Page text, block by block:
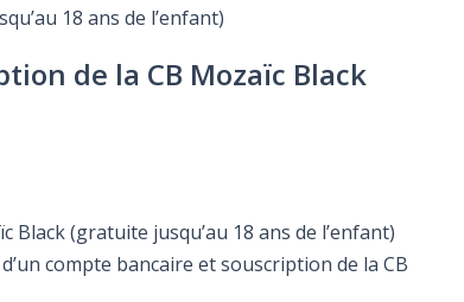
18 ans de l’enfant)
de la CB Mozaïc Black
(gratuite jusqu’au 18 ans de l’enfant)
compte bancaire et souscription de la CB